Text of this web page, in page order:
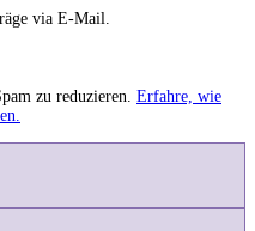
via E-Mail.
zu reduzieren. Erfahre, wie